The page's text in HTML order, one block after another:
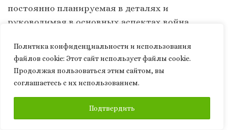
Политика конфиденциальности и использования
файлов сookie: Этот сайт использует файлы cookie.
Продолжая пользоваться этим сайтом, вы
соглашаетесь с их использованием.
Подтвердить
постоянно планируемая в деталях и
руководимая в основных аспектах война
господство, а за овладение эволюционным
процессом человечества и управление им в
своих интересах» [Зиновьев 2009, с. 248, 249].
Главным противником западнистского
сверхобщества в эволюционной войне был